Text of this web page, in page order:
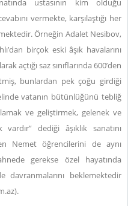
ustasının kim olduğu
vermekte, karşılaştığı her
Örneğin Adalet Nesibov,
birçok eski âşık havalarını
açtığı saz sınıflarında 600’den
bunlardan pek çoğu girdiği
vatanın bütünlüğünü tebliğ
ve geliştirmek, gelenek ve
dediği âşıklık sanatını
Nemet öğrencilerini de aynı
gerekse özel hayatında
davranmalarını beklemektedir
).